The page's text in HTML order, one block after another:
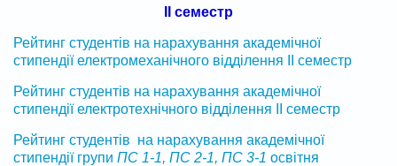
ІІ семестр
Рейтинг студентів на нарахування академічної
стипендії електромеханічного відділення ІІ семестр
Рейтинг студентів на нарахування академічної
стипендії електротехнічного відділення ІІ семестр
Рейтинг студентів на нарахування академічної
стипендії групи ПС 1-1, ПС 2-1, ПС 3-1 освітня